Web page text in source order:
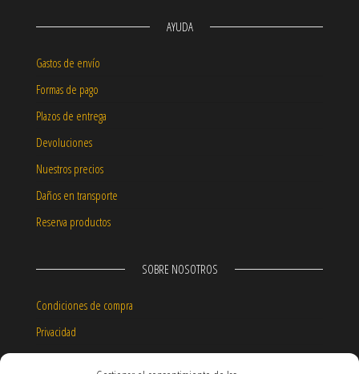
AYUDA
Gastos de envío
Formas de pago
Plazos de entrega
Devoluciones
Nuestros precios
Daños en transporte
Reserva productos
SOBRE NOSOTROS
Condiciones de compra
Privacidad
Aviso legal